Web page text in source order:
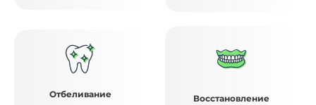
Отбеливание
Восстановление